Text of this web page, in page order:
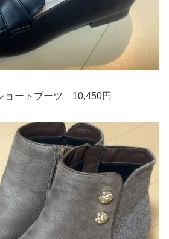
ョートブーツ 10,450円